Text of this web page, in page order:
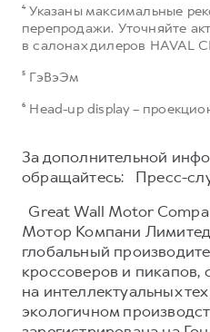
⁴ Указаны максимальные
перепродажи. Уточняйте
в салонах дилеров HAVAL
⁵ ГэВэЭм
⁶ Head-up display –
За дополнительной
обращайтесь: Пресс-
Great Wall Motor
Мотор Компани
глобальный
кроссоверов и
на интеллектуальных
экологичном